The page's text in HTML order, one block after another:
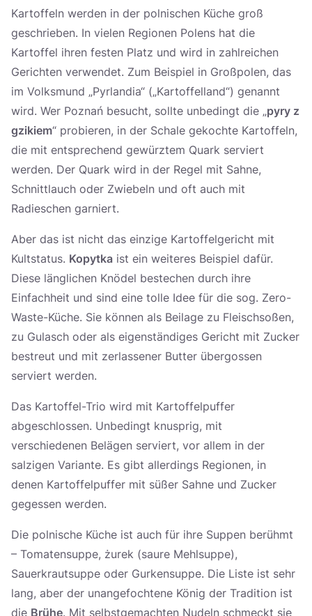
Kartoffeln werden in der polnischen Küche groß
geschrieben. In vielen Regionen Polens hat die
Kartoffel ihren festen Platz und wird in zahlreichen
Gerichten verwendet. Zum Beispiel in Großpolen, das
im Volksmund „Pyrlandia“ („Kartoffelland“) genannt
wird. Wer Poznań besucht, sollte unbedingt die „pyry z
gzikiem“ probieren, in der Schale gekochte Kartoffeln,
die mit entsprechend gewürztem Quark serviert
werden. Der Quark wird in der Regel mit Sahne,
Schnittlauch oder Zwiebeln und oft auch mit
Radieschen garniert.
Aber das ist nicht das einzige Kartoffelgericht mit
Kultstatus. Kopytka ist ein weiteres Beispiel dafür.
Diese länglichen Knödel bestechen durch ihre
Einfachheit und sind eine tolle Idee für die sog. Zero-
Waste-Küche. Sie können als Beilage zu Fleischsoßen,
zu Gulasch oder als eigenständiges Gericht mit Zucker
bestreut und mit zerlassener Butter übergossen
serviert werden.
Das Kartoffel-Trio wird mit Kartoffelpuffer
abgeschlossen. Unbedingt knusprig, mit
verschiedenen Belägen serviert, vor allem in der
salzigen Variante. Es gibt allerdings Regionen, in
denen Kartoffelpuffer mit süßer Sahne und Zucker
gegessen werden.
Die polnische Küche ist auch für ihre Suppen berühmt
– Tomatensuppe, żurek (saure Mehlsuppe),
Sauerkrautsuppe oder Gurkensuppe. Die Liste ist sehr
lang, aber der unangefochtene König der Tradition ist
die Brühe. Mit selbstgemachten Nudeln schmeckt sie